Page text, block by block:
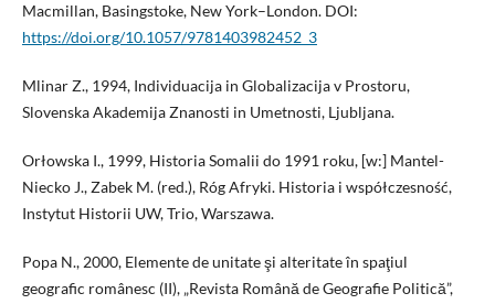
Macmillan, Basingstoke, New York–London. DOI:
https://doi.org/10.1057/9781403982452_3
Mlinar Z., 1994, Individuacija in Globalizacija v Prostoru,
Slovenska Akademija Znanosti in Umetnosti, Ljubljana.
Orłowska I., 1999, Historia Somalii do 1991 roku, [w:] Mantel-
Niecko J., Zabek M. (red.), Róg Afryki. Historia i współczesność,
Instytut Historii UW, Trio, Warszawa.
Popa N., 2000, Elemente de unitate şi alteritate în spaţiul
geografic românesc (II), „Revista Română de Geografie Politică”,